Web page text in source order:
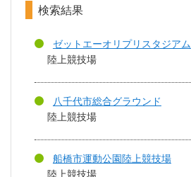
検索結果
ゼットエーオリプリスタジアム
陸上競技場
八千代市総合グラウンド
陸上競技場
船橋市運動公園陸上競技場
陸上競技場